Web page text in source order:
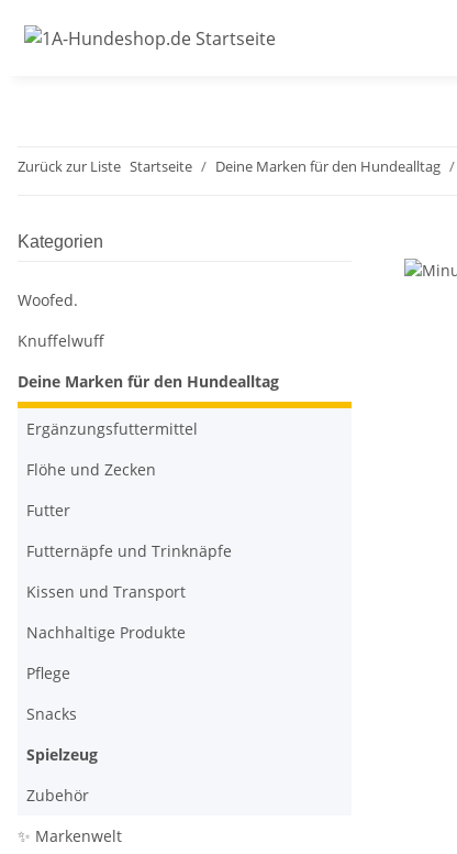
Zurück zur Liste Startseite Deine Marken für den Hundealltag
Kategorien
Woofed.
Knuffelwuff
Deine Marken für den Hundealltag
Ergänzungsfuttermittel
Flöhe und Zecken
Futter
Futternäpfe und Trinknäpfe
Kissen und Transport
Nachhaltige Produkte
Pflege
Snacks
Spielzeug
Zubehör
✨ Markenwelt